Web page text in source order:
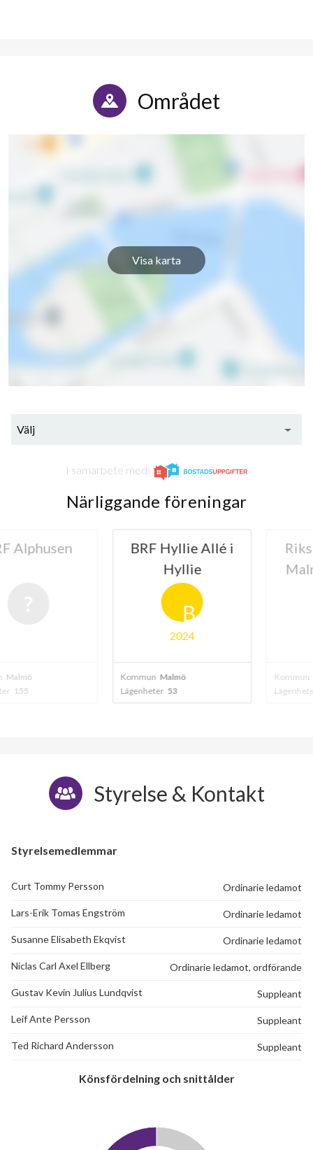
Området
Visa karta
Välj
I samarbete med
Närliggande föreningar
BRF Hyllie Allé i
Hyllie
B
Kommun Malmö
Lägenheter 53
Kommun
Lägenheter 131
Styrelse & Kontakt
Styrelsemedlemmar
Curt Tommy Persson Ordinarie ledamot
Lars-Erik Tomas Engström Ordinarie ledamot
Susanne Elisabeth Ekqvist Ordinarie ledamot
Niclas Carl Axel Ellberg Ordinarie ledamot, ordförande
Gustav Kevin Julius Lundqvist Suppleant
Leif Ante Persson Suppleant
Ted Richard Andersson Suppleant
Könsfördelning och snittålder